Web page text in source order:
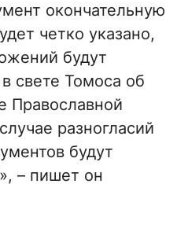
окончательную
четко указано,
будут
свете Томоса об
Православной
разногласий
будут
– пишет он